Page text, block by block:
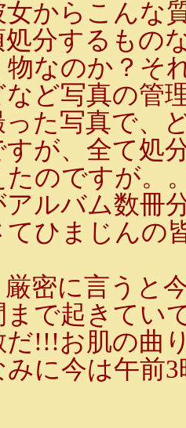
からこんな
処分するもの
物なのか？そ
ど写真の管
った写真で、
すが、全て処
たのですが。
アルバム数冊
ひまじんの
密に言うと
まで起きてい
だ!!!お肌の曲
に今は午前